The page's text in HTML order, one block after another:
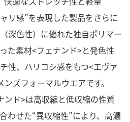
リ感”を表現した製品をさらに
深色性）に優れた独自ポリマー
た素材<フェナンド>と発色性
性、ハリコシ感をもつ<エヴァ
ズフォーマルウエアです。
ンド>は高収縮と低収縮の性質
わせた“異収縮性”により、高濃